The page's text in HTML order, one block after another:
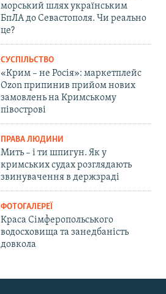
морський шлях українським
БпЛА до Севастополя. Чи реально
це?
СУСПІЛЬСТВО
«Крим – не Росія»: маркетплейс
Ozon припинив прийом нових
замовлень на Кримському
півострові
ПРАВА ЛЮДИНИ
Мить – і ти шпигун. Як у
кримських судах розглядають
звинувачення в держзраді
ФОТОГАЛЕРЕЇ
Краса Сімферопольського
водосховища та занедбаність
довкола